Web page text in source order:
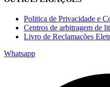
Politica de Privacidade e
Centros de arbitragem de
Livro de Reclamações
Whatsapp